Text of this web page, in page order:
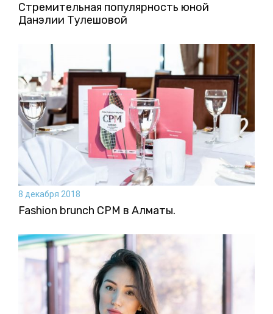
Стремительная популярность юной
Данэлии Тулешовой
8 декабря 2018
Fashion brunch CPM в Алматы.